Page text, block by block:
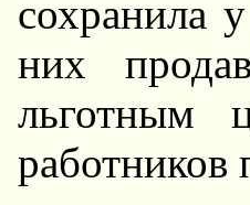
сохранила
них
льготным
работников